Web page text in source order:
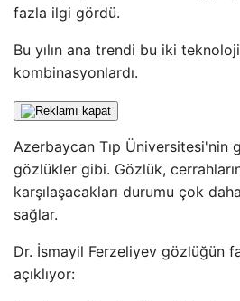
fazla ilgi gördü.
Bu yılın ana trendi bu iki
kombinasyonlardı.
Azerbaycan Tıp Üniversitesi'nin
gözlükler gibi. Gözlük,
karşılaşacakları durumu çok
sağlar.
Dr. İsmayil Ferzeliyev gözlüğün
açıklıyor: